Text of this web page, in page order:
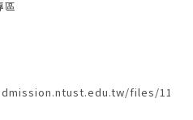
區
files/11-